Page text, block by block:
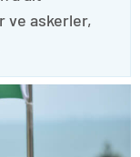
ve askerler,